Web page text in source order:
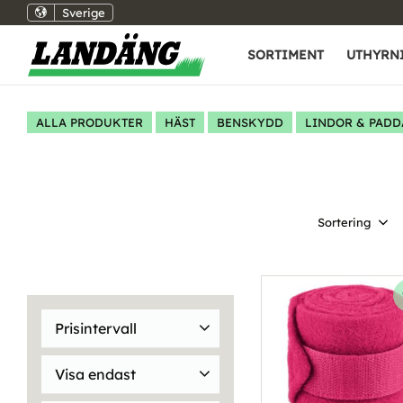
Sverige
SORTIMENT
ALLA PRODUKTER HÄST BENSKYDD LINDOR &
Prisintervall
75 899
Visa endast